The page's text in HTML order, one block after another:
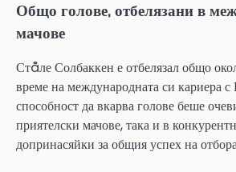
Общо голове, отбелязани в
мачове
Стåле Солбаккен е отбелязал общо
време на международната си кариера
способност да вкарва голове беше
приятелски мачове, така и в
допринасяйки за общия успех на